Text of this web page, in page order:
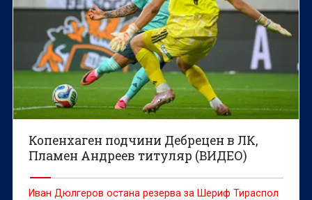
Копенхаген подчини Дебрецен в ЛК,
Пламен Андреев титуляр (ВИДЕО)
Иван Дюлгеров остана резерва за Шериф Тираспол